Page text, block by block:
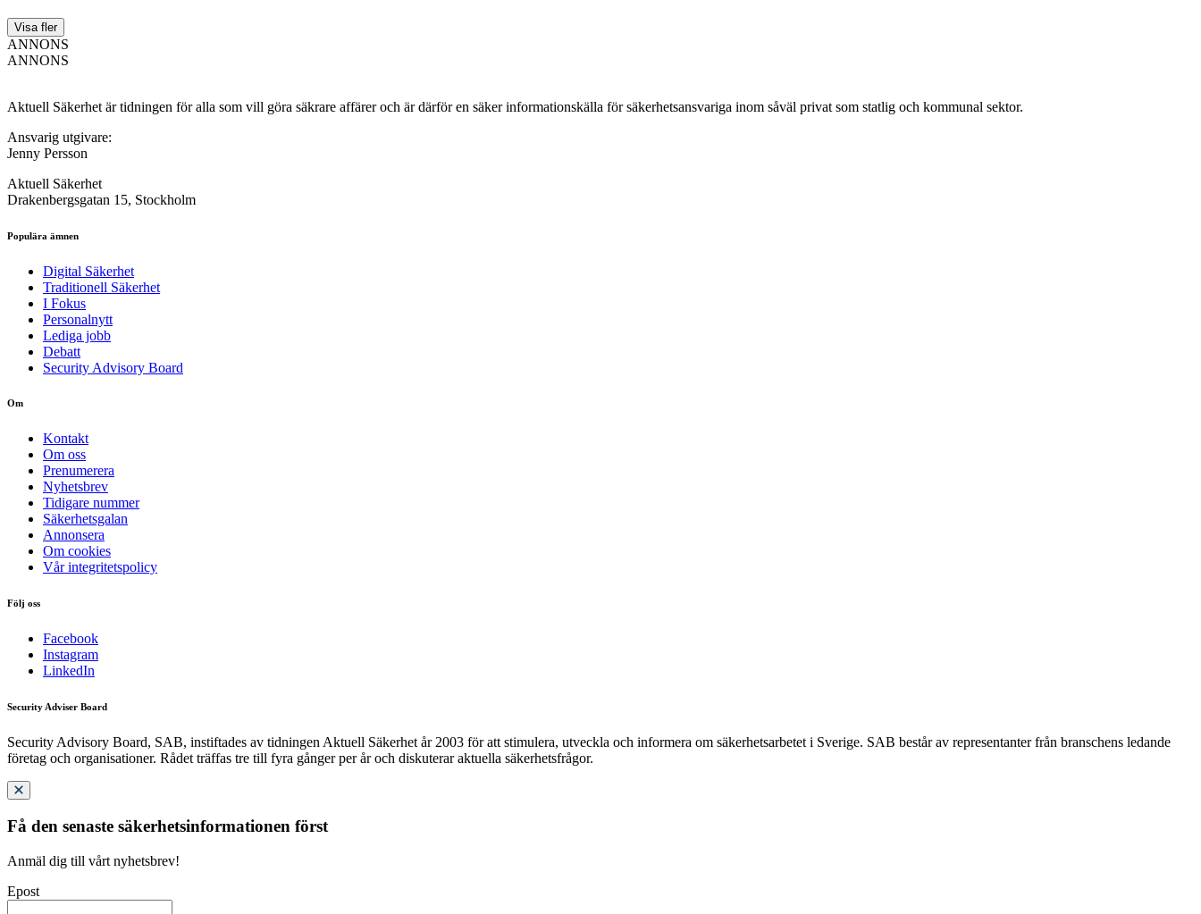
Visa fler
ANNONS
ANNONS
Aktuell Säkerhet är tidningen för alla som vill göra säkrare affärer och är därför en säker informationskälla för säkerhets­ansvariga inom såväl privat som statlig och kommunal sektor.
Ansvarig utgivare:
Jenny Persson
Aktuell Säkerhet
Drakenbergsgatan 15, Stockholm
Populära ämnen
Digital Säkerhet
Traditionell Säkerhet
I Fokus
Personalnytt
Lediga jobb
Debatt
Security Advisory Board
Om
Kontakt
Om oss
Prenumerera
Nyhetsbrev
Tidigare nummer
Säkerhetsgalan
Annonsera
Om cookies
Vår integritetspolicy
Följ oss
Facebook
Instagram
LinkedIn
Security Adviser Board
Security Advisory Board, SAB, instiftades av tidningen Aktuell Säkerhet år 2003 för att stimulera, utveckla och informera om säkerhetsarbetet i Sverige. SAB består av representanter från branschens ledande
företag och organisationer. Rådet träffas tre till fyra gånger per år och diskuterar aktuella säkerhetsfrågor.
Få den senaste säkerhetsinformationen först
Anmäl dig till vårt nyhetsbrev!
Epost